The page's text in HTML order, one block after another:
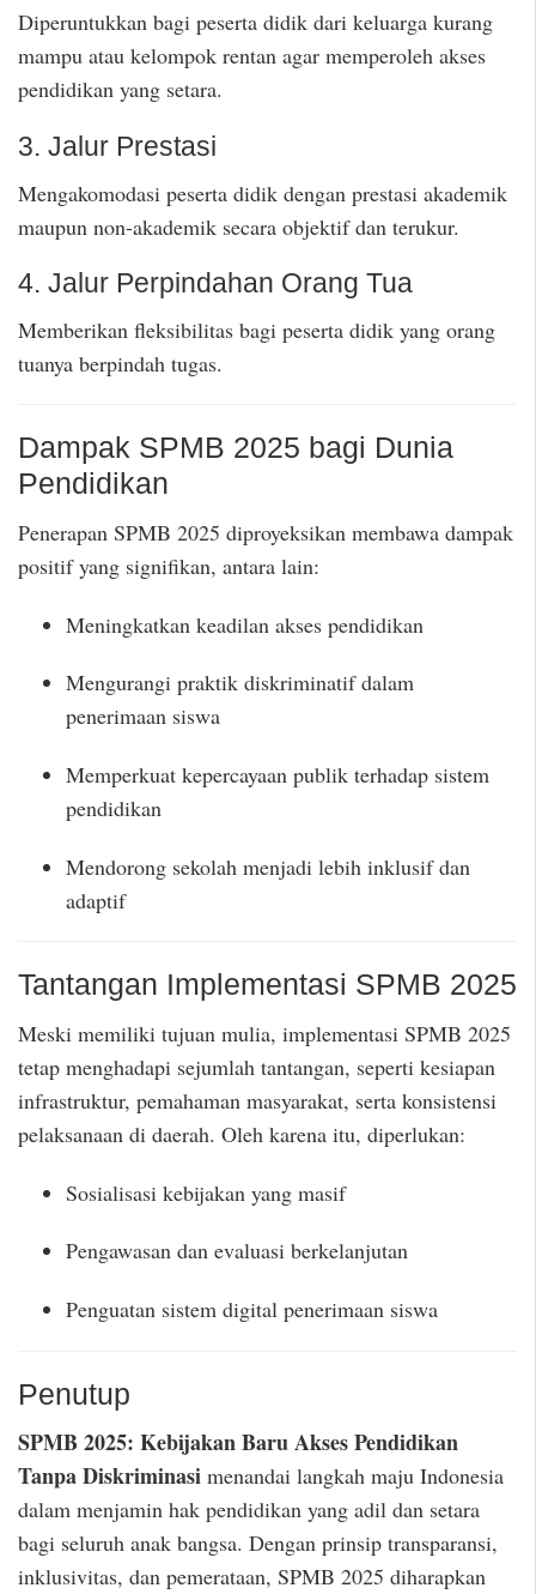
Diperuntukkan bagi peserta didik dari keluarga kurang
mampu atau kelompok rentan agar memperoleh akses
pendidikan yang setara.
3. Jalur Prestasi
Mengakomodasi peserta didik dengan prestasi akademik
maupun non-akademik secara objektif dan terukur.
4. Jalur Perpindahan Orang Tua
Memberikan fleksibilitas bagi peserta didik yang orang
tuanya berpindah tugas.
Dampak SPMB 2025 bagi Dunia
Pendidikan
Penerapan SPMB 2025 diproyeksikan membawa dampak
positif yang signifikan, antara lain:
Meningkatkan keadilan akses pendidikan
Mengurangi praktik diskriminatif dalam
penerimaan siswa
Memperkuat kepercayaan publik terhadap sistem
pendidikan
Mendorong sekolah menjadi lebih inklusif dan
adaptif
Tantangan Implementasi SPMB 2025
Meski memiliki tujuan mulia, implementasi SPMB 2025
tetap menghadapi sejumlah tantangan, seperti kesiapan
infrastruktur, pemahaman masyarakat, serta konsistensi
pelaksanaan di daerah. Oleh karena itu, diperlukan:
Sosialisasi kebijakan yang masif
Pengawasan dan evaluasi berkelanjutan
Penguatan sistem digital penerimaan siswa
Penutup
SPMB 2025: Kebijakan Baru Akses Pendidikan
Tanpa Diskriminasi menandai langkah maju Indonesia
dalam menjamin hak pendidikan yang adil dan setara
bagi seluruh anak bangsa. Dengan prinsip transparansi,
inklusivitas, dan pemerataan, SPMB 2025 diharapkan